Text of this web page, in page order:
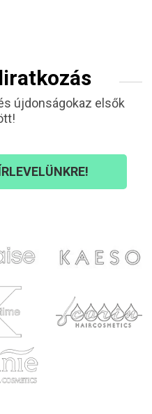
újdonságokaz elsők